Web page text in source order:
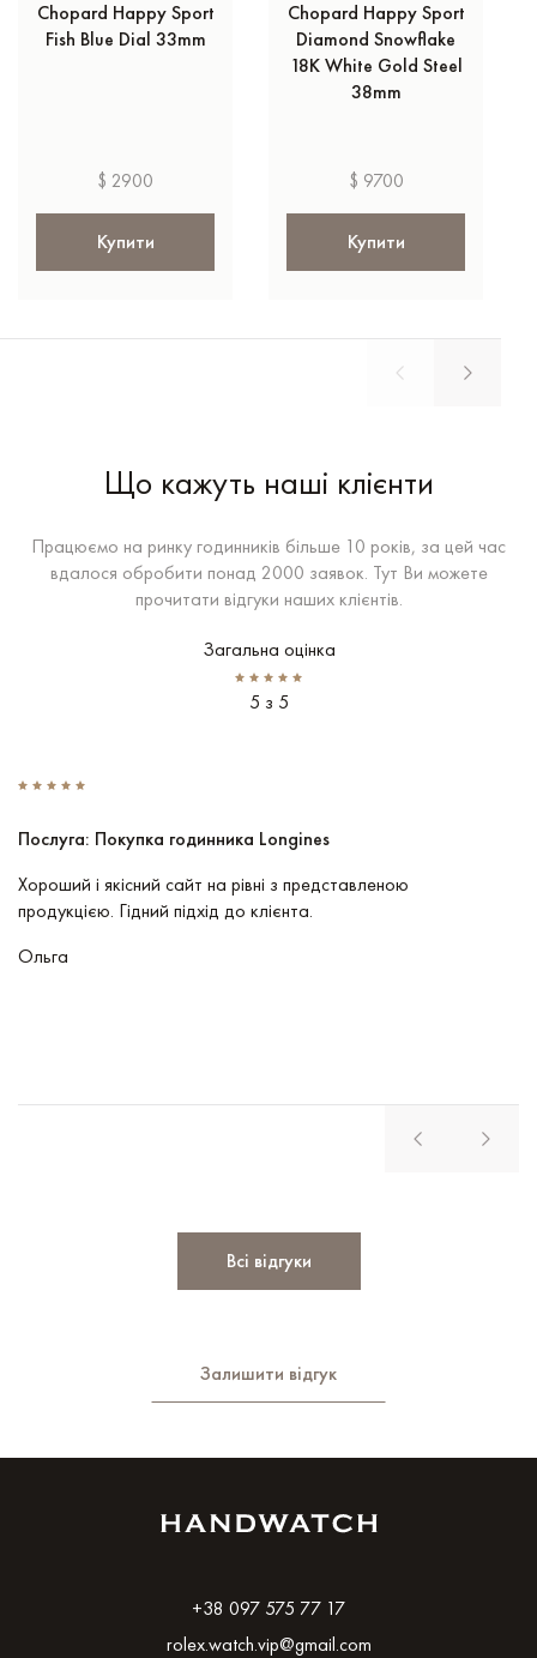
Chopard Happy Sport
Fish Blue Dial 33mm
$ 2900
Купити
Chopard Happy Sport
Diamond Snowflake
18K White Gold Steel
38mm
$ 9700
Купити
Що кажуть наші клієнти
Працюємо на ринку годинників більше 10 років, за цей час
вдалося обробити понад 2000 заявок. Тут Ви можете
прочитати відгуки наших клієнтів.
Загальна оцінка
5 з 5
Послуга: Покупка годинника Longines
Хороший і якісний сайт на рівні з представленою
продукцією. Гідний підхід до клієнта.
Ольга
Всі відгуки
Залишити відгук
+38 097 575 77 17
rolex.watch.vip@gmail.com